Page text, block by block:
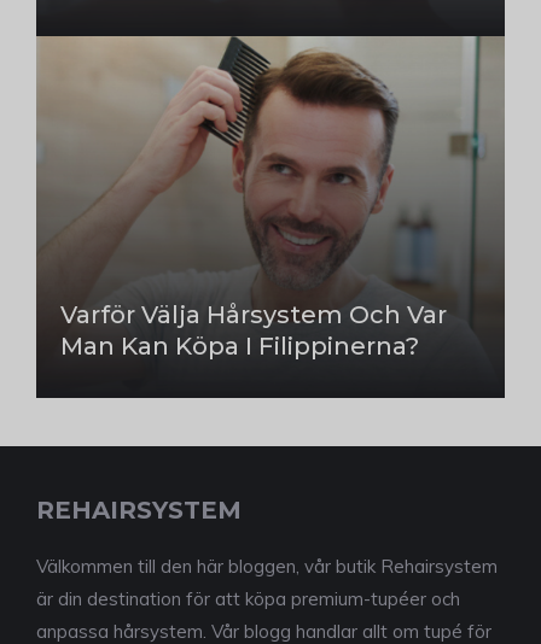
Varför Välja Hårsystem Och Var
Man Kan Köpa I Filippinerna?
REHAIRSYSTEM
Välkommen till den här bloggen, vår butik Rehairsystem
är din destination för att köpa premium-tupéer och
anpassa hårsystem. Vår blogg handlar allt om tupé för